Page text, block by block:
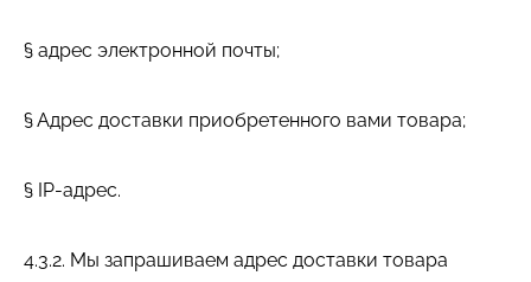
§ адрес электронной почты;
§ Адрес доставки приобретенного вами товара;
§ IP-адрес.
4.3.2. Мы запрашиваем адрес доставки товара